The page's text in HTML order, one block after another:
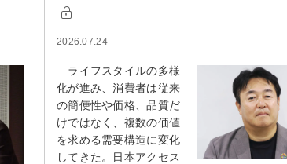
2026.07.24
ライフスタイルの多様
化が進み、消費者は従来
の簡便性や価格、品質だ
けではなく、複数の価値
を求める需要構造に変化
してきた。日本アクセス